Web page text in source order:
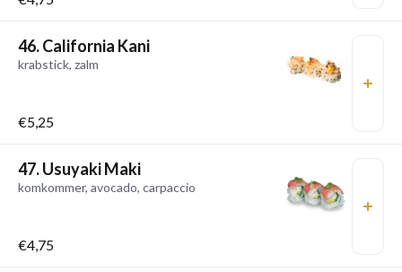
46. California Kani
krabstick, zalm
€5,25
47. Usuyaki Maki
komkommer, avocado, carpaccio
€4,75